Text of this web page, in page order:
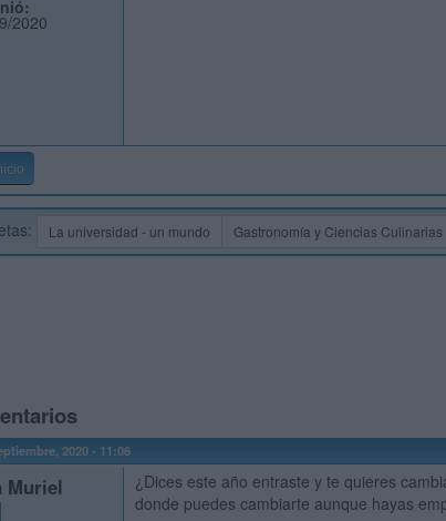
2020
La universidad - un mundo Gastronomía y Ciencias Culinarias
2020 - 11:06
Muriel
¿Dices este año entraste y te quieres
donde puedes cambiarte aunque hayas